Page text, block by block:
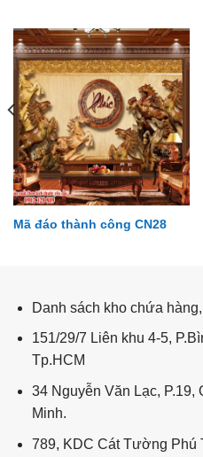
Mã đáo thành công CN28
Danh sách kho chứa
151/29/7 Liên khu 4-5,
Tp.HCM
34 Nguyễn Văn Lạc, P.19,
Minh.
789, KDC Cát Tường Phú